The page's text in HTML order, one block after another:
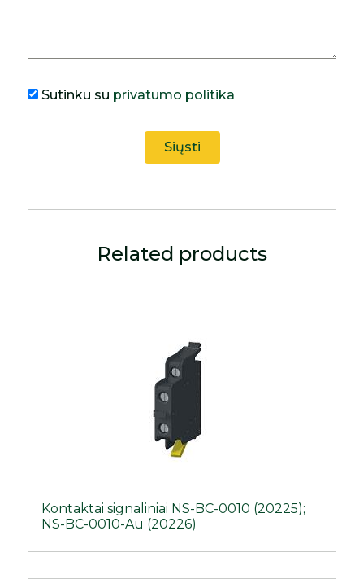
Sutinku su privatumo politika
Related products
Kontaktai signaliniai NS-BC-0010 (20225);
NS-BC-0010-Au (20226)